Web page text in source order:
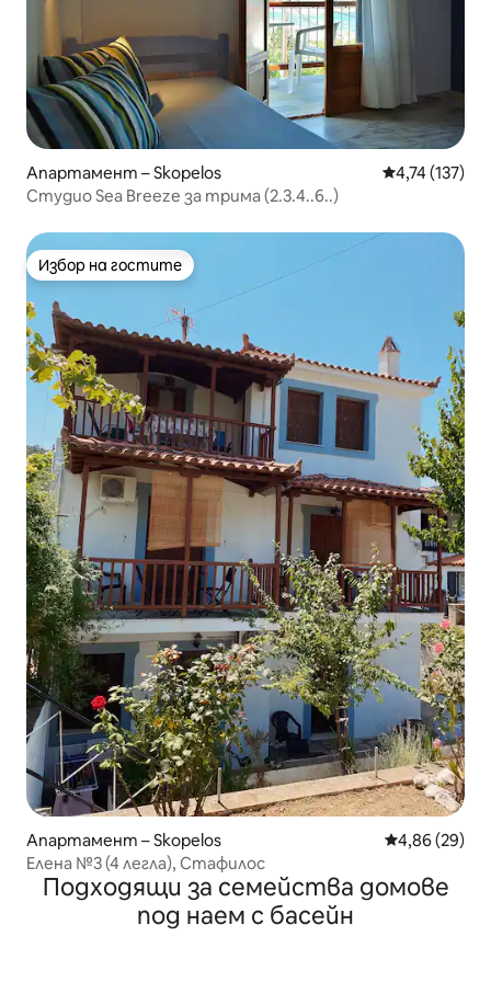
Апартамент – Skopelos Средна
4,74 (137)
Студио Sea Breeze за трима (2.3.4..6..)
Избор на гостите
Избор на гостите
Апартамент – Skopelos Средна
4,86 (29)
Елена №3 (4 легла), Стафилос
Подходящи за семейства домове
под наем с басейн